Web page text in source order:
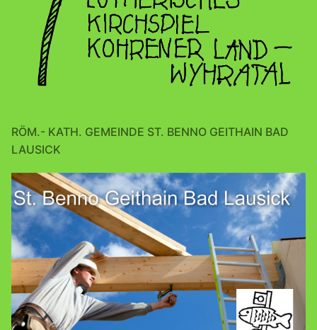
RÖM.- KATH. GEMEINDE ST. BENNO GEITHAIN BAD
LAUSICK